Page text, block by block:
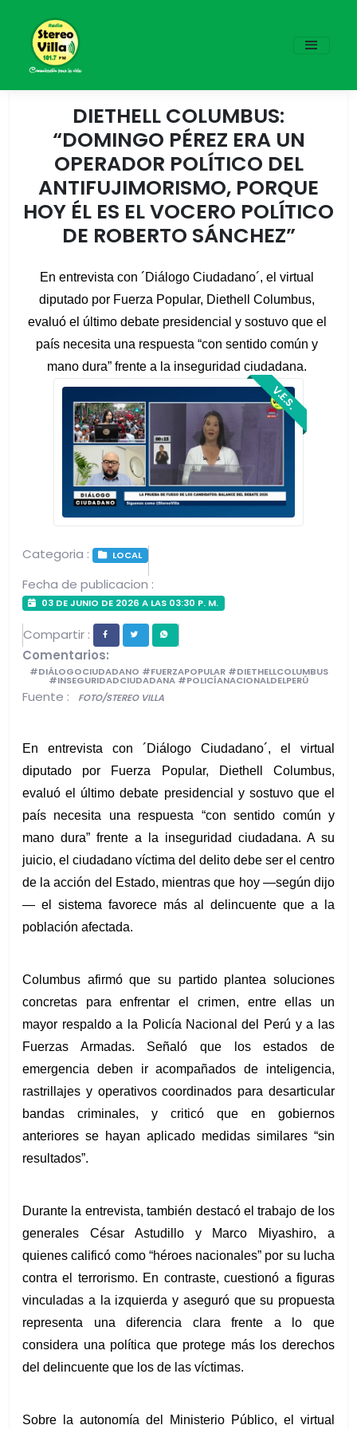
DIETHELL COLUMBUS:
“DOMINGO PÉREZ ERA UN
OPERADOR POLÍTICO DEL
ANTIFUJIMORISMO, PORQUE
HOY ÉL ES EL VOCERO POLÍTICO
DE ROBERTO SÁNCHEZ”
En entrevista con ´Diálogo Ciudadano´, el virtual
diputado por Fuerza Popular, Diethell Columbus,
evaluó el último debate presidencial y sostuvo que el
país necesita una respuesta “con sentido común y
mano dura” frente a la inseguridad ciudadana.
V.E.S.
Categoria : LOCAL
Fecha de publicacion :
03 DE JUNIO DE 2026 A LAS 03:30 P. M.
Compartir :
Comentarios:
#DIÁLOGOCIUDADANO #FUERZAPOPULAR #DIETHELLCOLUMBUS
#INSEGURIDADCIUDADANA #POLICÍANACIONALDELPERÚ
Fuente : FOTO/STEREO VILLA
En entrevista con ´Diálogo Ciudadano´, el virtual
diputado por Fuerza Popular, Diethell Columbus,
evaluó el último debate presidencial y sostuvo que el
país necesita una respuesta “con sentido común y
mano dura” frente a la inseguridad ciudadana. A su
juicio, el ciudadano víctima del delito debe ser el centro
de la acción del Estado, mientras que hoy —según dijo
— el sistema favorece más al delincuente que a la
población afectada.
Columbus afirmó que su partido plantea soluciones
concretas para enfrentar el crimen, entre ellas un
mayor respaldo a la Policía Nacional del Perú y a las
Fuerzas Armadas. Señaló que los estados de
emergencia deben ir acompañados de inteligencia,
rastrillajes y operativos coordinados para desarticular
bandas criminales, y criticó que en gobiernos
anteriores se hayan aplicado medidas similares “sin
resultados”.
Durante la entrevista, también destacó el trabajo de los
generales César Astudillo y Marco Miyashiro, a
quienes calificó como “héroes nacionales” por su lucha
contra el terrorismo. En contraste, cuestionó a figuras
vinculadas a la izquierda y aseguró que su propuesta
representa una diferencia clara frente a lo que
considera una política que protege más los derechos
del delincuente que los de las víctimas.
Sobre la autonomía del Ministerio Público, el virtual